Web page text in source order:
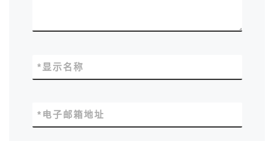
显示名称
*
电子邮箱地址
*